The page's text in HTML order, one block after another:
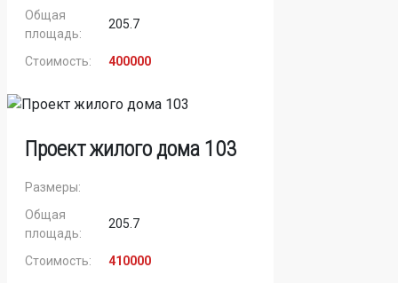
Общая
площадь:
205.7
Стоимость: 400000
Проект жилого дома 103
Размеры:
Общая
площадь:
205.7
Стоимость: 410000